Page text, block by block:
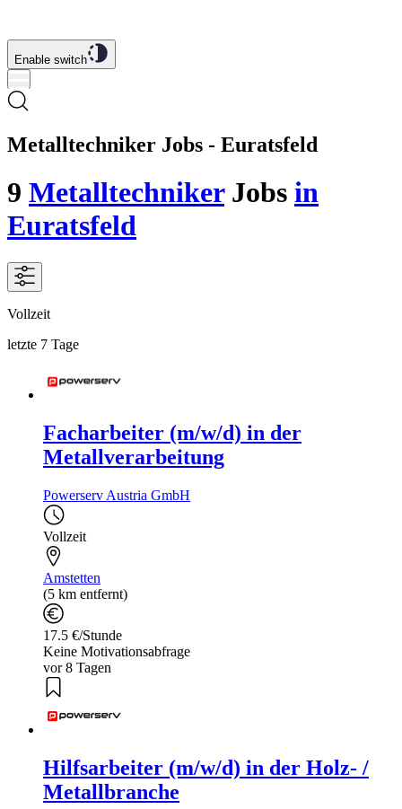
Enable switch
Metalltechniker Jobs - Euratsfeld
9 MetalltechnikerJobs in
Euratsfeld
Vollzeit
letzte 7 Tage
Facharbeiter (m/w/d) in der
Metallverarbeitung
Powerserv Austria GmbH
Vollzeit
Amstetten
(5 km entfernt)
17.5 €/Stunde
Keine Motivationsabfrage
vor 8 Tagen
Hilfsarbeiter (m/w/d) in der Holz- /
Metallbranche